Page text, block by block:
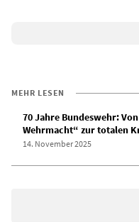
MEHR LESEN
70 Jahre Bundeswehr:
Wehrmacht“ zur totalen
14. November 2025